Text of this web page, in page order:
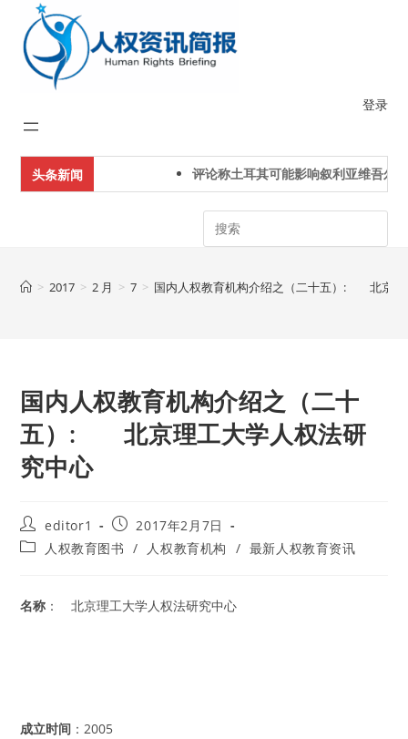
content
登录
头条新闻 评论称土耳其可能影响叙利亚维吾尔
Search
> 2017 > 2 月 > 7 > 国内人权教育机构介绍之（二十五）: 北京理
国内人权教育机构介绍之（二十
五）: 北京理工大学人权法研
究中心
Post
author:
editor1
Post
published:
2017年2月7日
Post 人权教育图书 / 人权教育机构 / 最新人权教育资讯
名称 ： 北京理工大学人权法研究中心
成立时间 ：2005